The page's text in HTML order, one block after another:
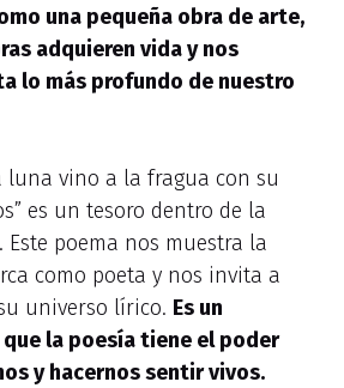
una pequeña obra de arte,
adquieren vida y nos
lo más profundo de nuestro
luna vino a la fragua con su
es un tesoro dentro de la
Este poema nos muestra la
como poeta y nos invita a
universo lírico. Es un
la poesía tiene el poder
y hacernos sentir vivos.